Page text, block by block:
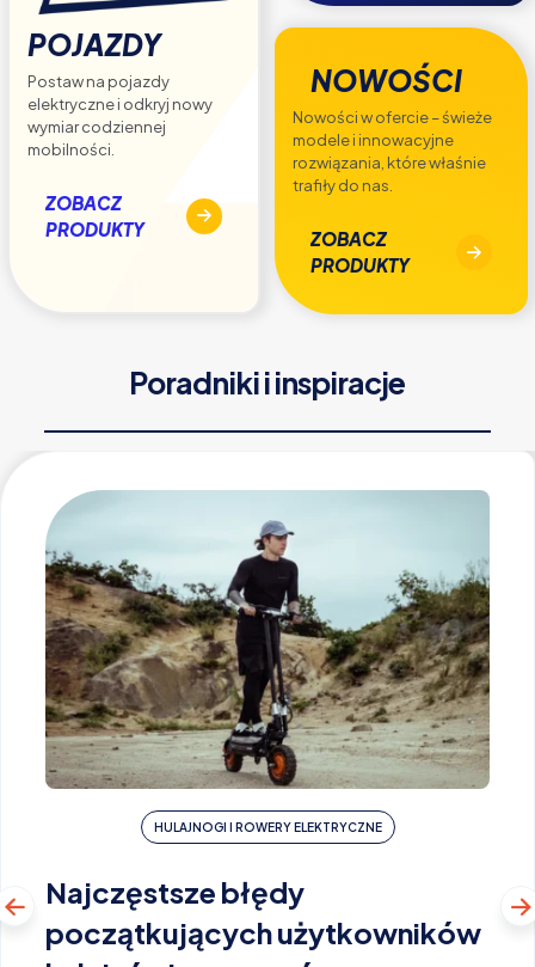
POJAZDY
Postaw na pojazdy
elektryczne i odkryj nowy
wymiar codziennej
mobilności.
ZOBACZ
PRODUKTY
NOWOŚCI
Nowości w ofercie – świeże
modele i innowacyjne
rozwiązania, które właśnie
trafiły do nas.
ZOBACZ
PRODUKTY
Poradniki i inspiracje
HULAJNOGI I ROWERY ELEKTRYCZNE
Najczęstsze błędy
początkujących użytkowników